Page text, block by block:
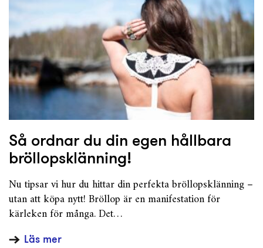
Så ordnar du din egen hållbara
bröllopsklänning!
Nu tipsar vi hur du hittar din perfekta bröllopsklänning –
utan att köpa nytt! Bröllop är en manifestation för
kärleken för många. Det…
Läs mer